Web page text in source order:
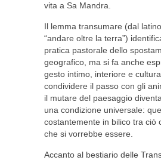
vita a Sa Mandra.
Il lemma transumare (dal
“andare oltre la terra”)
pratica pastorale dello
geografico, ma si fa anche
gesto intimo, interiore e
condividere il passo con gli
il mutare del paesaggio
una condizione universale:
costantemente in bilico tra ciò
che si vorrebbe essere.
Accanto al bestiario delle